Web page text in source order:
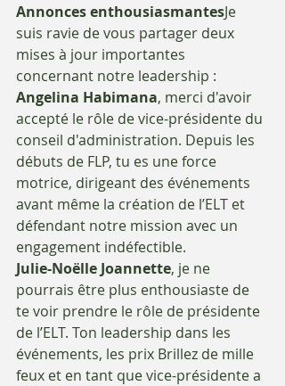
Annonces enthousiasmantesJe
suis ravie de vous partager deux
mises à jour importantes
concernant notre leadership :
Angelina Habimana, merci d'avoir
accepté le rôle de vice-présidente du
conseil d'administration. Depuis les
débuts de FLP, tu es une force
motrice, dirigeant des événements
avant même la création de l’ELT et
défendant notre mission avec un
engagement indéfectible.
Julie-Noëlle Joannette, je ne
pourrais être plus enthousiaste de
te voir prendre le rôle de présidente
de l’ELT. Ton leadership dans les
événements, les prix Brillez de mille
feux et en tant que vice-présidente a